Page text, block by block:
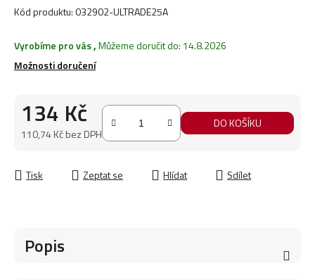
Kód produktu:032902-ULTRADE25A
Vyrobíme pro vás,Můžeme doručit do: 14.8.2026
Možnosti doručení
134 Kč
110,74 Kč bez DPH
DO KOŠÍKU
Tisk Zeptat se Hlídat Sdílet
Popis